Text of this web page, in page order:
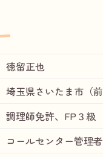
徳留正也
埼玉県さいたま市（
調理師免許、FP３級
コールセンター管理者